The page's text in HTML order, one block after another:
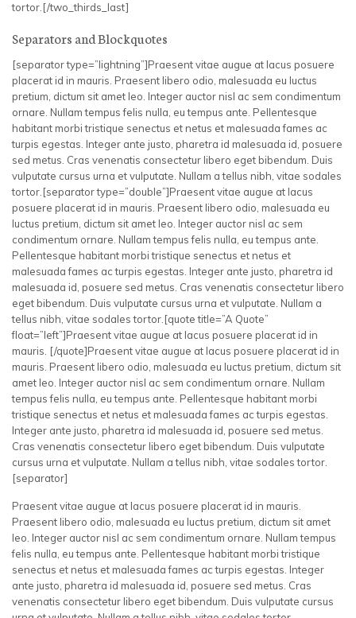
tortor.[/two_thirds_last]
Separators and Blockquotes
[separator type=”lightning”]Praesent vitae augue at lacus posuere
placerat id in mauris. Praesent libero odio, malesuada eu luctus
pretium, dictum sit amet leo. Integer auctor nisl ac sem condimentum
ornare. Nullam tempus felis nulla, eu tempus ante. Pellentesque
habitant morbi tristique senectus et netus et malesuada fames ac
turpis egestas. Integer ante justo, pharetra id malesuada id, posuere
sed metus. Cras venenatis consectetur libero eget bibendum. Duis
vulputate cursus urna et vulputate. Nullam a tellus nibh, vitae sodales
tortor.[separator type=”double”]Praesent vitae augue at lacus
posuere placerat id in mauris. Praesent libero odio, malesuada eu
luctus pretium, dictum sit amet leo. Integer auctor nisl ac sem
condimentum ornare. Nullam tempus felis nulla, eu tempus ante.
Pellentesque habitant morbi tristique senectus et netus et
malesuada fames ac turpis egestas. Integer ante justo, pharetra id
malesuada id, posuere sed metus. Cras venenatis consectetur libero
eget bibendum. Duis vulputate cursus urna et vulputate. Nullam a
tellus nibh, vitae sodales tortor.[quote title=”A Quote”
float=”left”]Praesent vitae augue at lacus posuere placerat id in
mauris. [/quote]Praesent vitae augue at lacus posuere placerat id in
mauris. Praesent libero odio, malesuada eu luctus pretium, dictum sit
amet leo. Integer auctor nisl ac sem condimentum ornare. Nullam
tempus felis nulla, eu tempus ante. Pellentesque habitant morbi
tristique senectus et netus et malesuada fames ac turpis egestas.
Integer ante justo, pharetra id malesuada id, posuere sed metus.
Cras venenatis consectetur libero eget bibendum. Duis vulputate
cursus urna et vulputate. Nullam a tellus nibh, vitae sodales tortor.
[separator]
Praesent vitae augue at lacus posuere placerat id in mauris.
Praesent libero odio, malesuada eu luctus pretium, dictum sit amet
leo. Integer auctor nisl ac sem condimentum ornare. Nullam tempus
felis nulla, eu tempus ante. Pellentesque habitant morbi tristique
senectus et netus et malesuada fames ac turpis egestas. Integer
ante justo, pharetra id malesuada id, posuere sed metus. Cras
venenatis consectetur libero eget bibendum. Duis vulputate cursus